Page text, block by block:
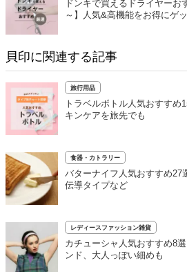
ドンキで買えるドライヤーお
～】人気&高機能をお得にゲッ
貝印に関連する記事
旅行用品
トラベルボトル人気おすすめ
キンケアを旅先でも
食器・カトラリー
バターナイフ人気おすすめ27
伝導タイプなど
レディースファッション雑貨
カチューシャ人気おすすめ8
ンド、大人っぽい細めも